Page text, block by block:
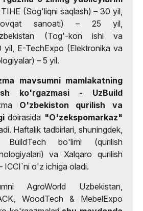
(Sog'liqni saqlash) – 30 yil,
ovqat sanoati) – 25 yil,
(Tog'-kon ishi va
yil, E-TechExpo (Elektronika va
– 5 yil.
mavsumni mamlakatning
ko'rgazmasi - UzBuild
O'zbekiston qurilish va
doirasida "O'zekspomarkaz"
Haftalik tadbirlari, shuningdek,
BuildTech bo'limi (qurilish
va Xalqaro qurilish
ICCI`ni o'z ichiga oladi.
AgroWorld Uzbekistan,
WoodTech & MebelExpo